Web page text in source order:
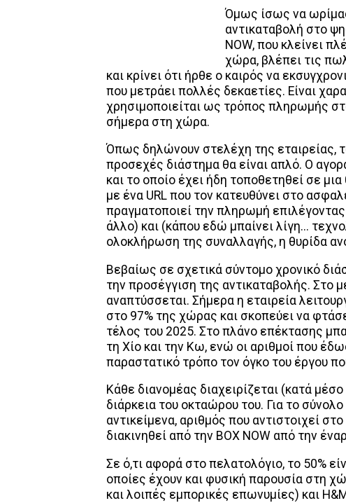
Όμως ίσως να
αντικαταβολή στο
ΝΟW, που κλείνει
χώρα, βλέπει τις
και κρίνει ότι ήρθε ο καιρός να
που μετράει πολλές δεκαετίες. Είναι
χρησιμοποιείται ως τρόπος πληρωμής
σήμερα στη χώρα.
Όπως δηλώνουν στελέχη της εταιρείας,
προσεχές διάστημα θα είναι απλό. Ο
και το οποίο έχει ήδη τοποθετηθεί σε
με ένα URL που τον κατευθύνει στο
πραγματοποιεί την πληρωμή
άλλο) και (κάπου εδώ μπαίνει λίγη...
ολοκλήρωση της συναλλαγής, η θυρίδα
Βεβαίως σε σχετικά σύντομο χρονικό
την προσέγγιση της αντικαταβολής. Στο
αναπτύσσεται. Σήμερα η εταιρεία
στο 97% της χώρας και σκοπεύει να
τέλος του 2025. Στο πλάνο επέκτασης
τη Χίο και την Κω, ενώ οι αριθμοί που
παραστατικό τρόπο τον όγκο του έργου
Κάθε διανομέας διαχειρίζεται (κατά
διάρκεια του οκταώρου του. Για το
αντικείμενα, αριθμός που αντιστοιχεί
διακινηθεί από την BOX NOW από την
Σε ό,τι αφορά στο πελατολόγιο, το 50%
οποίες έχουν και φυσική παρουσία στη
και λοιπές εμπορικές επωνυμίες) και